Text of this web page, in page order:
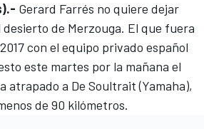
Gerard Farrés no quiere dejar
desierto de Merzouga. El que fuera
con el equipo privado español
este martes por la mañana el
atrapado a De Soultrait (Yamaha),
de 90 kilómetros.